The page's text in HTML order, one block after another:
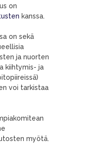
on
kanssa.
on sekä
ja nuorten
kiihtymis- ja
voi tarkistaa
myötä.